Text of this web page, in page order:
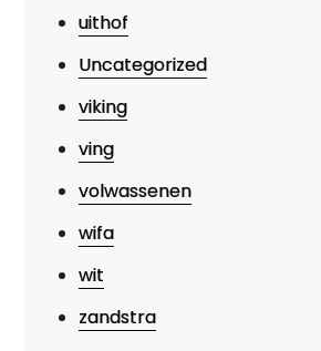
uithof
Uncategorized
viking
ving
volwassenen
wifa
wit
zandstra